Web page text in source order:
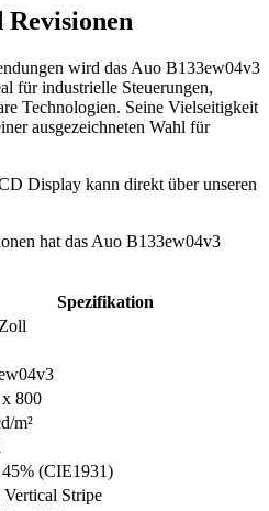
wird das Auo B133ew04v3
für industrielle Steuerungen,
Technologien. Seine Vielseitigkeit
ausgezeichneten Wahl für
Display kann direkt über unseren
hat das Auo B133ew04v3
Spezifikation
800
m²
(CIE1931)
Stripe